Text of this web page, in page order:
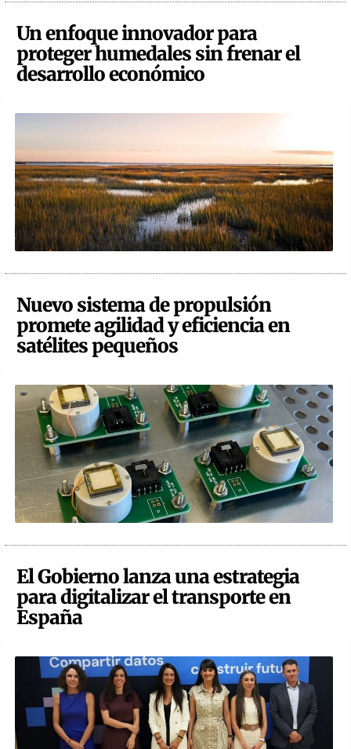
Un enfoque innovador para
proteger humedales sin frenar el
desarrollo económico
Nuevo sistema de propulsión
promete agilidad y eficiencia en
satélites pequeños
El Gobierno lanza una estrategia
para digitalizar el transporte en
España